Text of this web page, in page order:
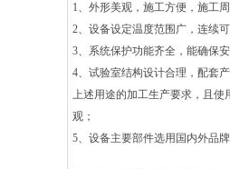
1、 外形美观，施工方便，施工
2、 设备设定温度范围广，连续
3、 系统保护功能齐全，能确保
4、 试验室结构设计合理，配套
上述用途的加工生产要求，且使
观；
5、 设备主要部件选用国内外品